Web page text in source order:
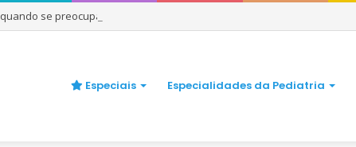
se preocupar
Especiais Especialidades da Pediatria